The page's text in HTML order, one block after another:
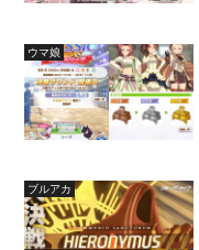
ウマ娘
ブルアカ